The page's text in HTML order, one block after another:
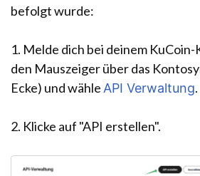
befolgt wurde:
1. Melde dich bei deinem
den Mauszeiger über das
Ecke) und wähle API Verwaltung.
2. Klicke auf "API erstellen".